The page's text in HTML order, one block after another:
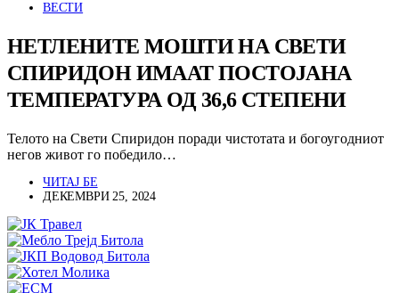
ВЕСТИ
НЕТЛЕНИТЕ МОШТИ НА СВЕТИ
СПИРИДОН ИМААТ ПОСТОЈАНА
ТЕМПЕРАТУРА ОД 36,6 СТЕПЕНИ
Телото на Свети Спиридон поради чистотата и богоугодниот
негов живот го победило…
ЧИТАЈ БЕ
ДЕКЕМВРИ 25, 2024